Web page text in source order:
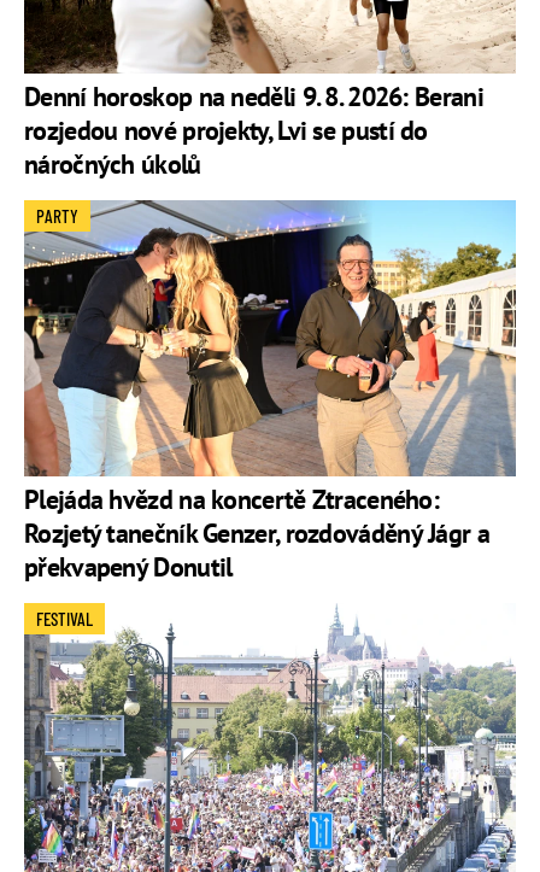
Denní horoskop na neděli 9. 8. 2026: Berani
rozjedou nové projekty, Lvi se pustí do
náročných úkolů
Plejáda hvězd na koncertě Ztraceného:
Rozjetý tanečník Genzer, rozdováděný Jágr a
překvapený Donutil
PARTY
FESTIVAL